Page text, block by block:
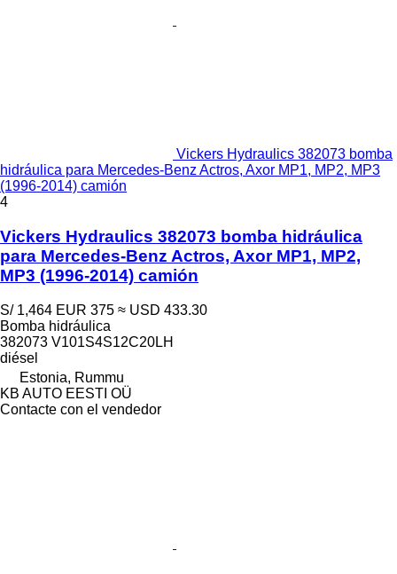
Vickers Hydraulics 382073 bomba
hidráulica para Mercedes-Benz Actros, Axor MP1, MP2, MP3
(1996-2014) camión
4
Vickers Hydraulics 382073 bomba hidráulica
para Mercedes-Benz Actros, Axor MP1, MP2,
MP3 (1996-2014) camión
S/ 1,464 EUR 375 ≈ USD 433.30
Bomba hidráulica
382073 V101S4S12C20LH
diésel
Estonia, Rummu
KB AUTO EESTI OÜ
Contacte con el vendedor